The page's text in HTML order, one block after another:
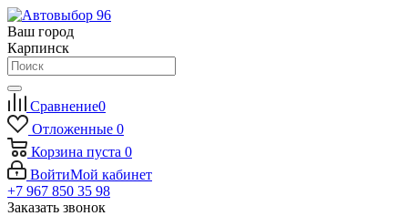
Ваш город
Карпинск
Сравнение0
Отложенные 0
Корзина пуста 0
ВойтиМой кабинет
+7 967 850 35 98
Заказать звонок